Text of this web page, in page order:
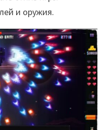
и оружия.